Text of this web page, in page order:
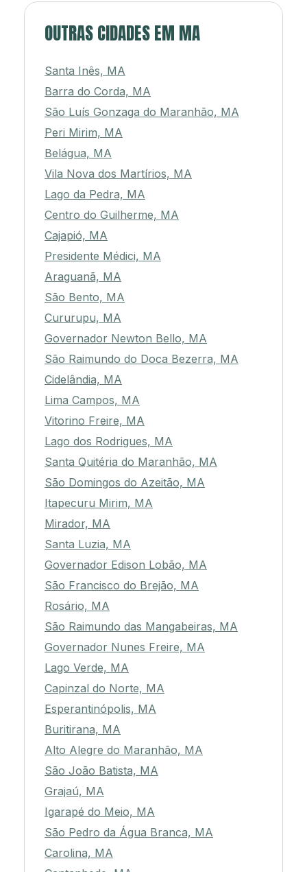
OUTRAS CIDADES EM MA
Santa Inês, MA
Barra do Corda, MA
São Luís Gonzaga do Maranhão, MA
Peri Mirim, MA
Belágua, MA
Vila Nova dos Martírios, MA
Lago da Pedra, MA
Centro do Guilherme, MA
Cajapió, MA
Presidente Médici, MA
Araguanã, MA
São Bento, MA
Cururupu, MA
Governador Newton Bello, MA
São Raimundo do Doca Bezerra, MA
Cidelândia, MA
Lima Campos, MA
Vitorino Freire, MA
Lago dos Rodrigues, MA
Santa Quitéria do Maranhão, MA
São Domingos do Azeitão, MA
Itapecuru Mirim, MA
Mirador, MA
Santa Luzia, MA
Governador Edison Lobão, MA
São Francisco do Brejão, MA
Rosário, MA
São Raimundo das Mangabeiras, MA
Governador Nunes Freire, MA
Lago Verde, MA
Capinzal do Norte, MA
Esperantinópolis, MA
Buritirana, MA
Alto Alegre do Maranhão, MA
São João Batista, MA
Grajaú, MA
Igarapé do Meio, MA
São Pedro da Água Branca, MA
Carolina, MA